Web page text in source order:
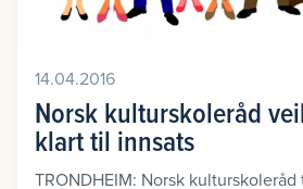
14.04.2016
Norsk kulturskoleråd
klart til innsats
TRONDHEIM: Norsk